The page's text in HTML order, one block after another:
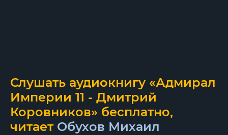
Слушать аудиокнигу «Адмирал
Империи 11 - Дмитрий
Коровников» бесплатно,
читает Обухов Михаил